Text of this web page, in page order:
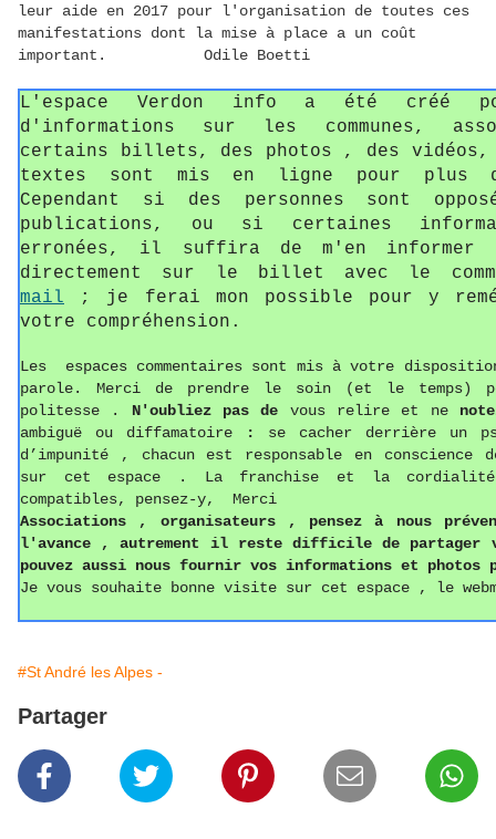
leur aide en 2017 pour l'organisation de toutes ces
manifestations dont la mise à place a un coût
important. Odile Boetti
L'espace Verdon info a été créé
d'informations sur les communes,
certains billets, des photos , des vidéos,
textes sont mis en ligne pour plus
Cependant si des personnes sont
publications, ou si certaines
erronées, il suffira de m'en
directement sur le billet avec le
mail ; je ferai mon possible pour y
votre compréhension.
Les espaces commentaires sont mis à votre
parole. Merci de prendre le soin (et le temps)
politesse
. N'oubliez pas de vous relire et ne
ambiguë ou diffamatoire
:
se cacher derrière un
d’impunité , chacun est responsable en
sur cet espace . La franchise et la
compatibles, pensez-y, Merci
Associations , organisateurs , pensez à nous
l'avance , autrement il reste difficile de
pouvez aussi nous fournir vos informations et photos
Je vous souhaite bonne visite sur cet espace , le
#St André les Alpes -
Partager